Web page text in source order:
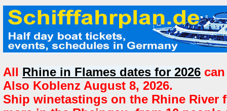
All Rhine in Flames dates for 2026
Also Koblenz August 8, 2026.
Ship winetastings on the Rhine River